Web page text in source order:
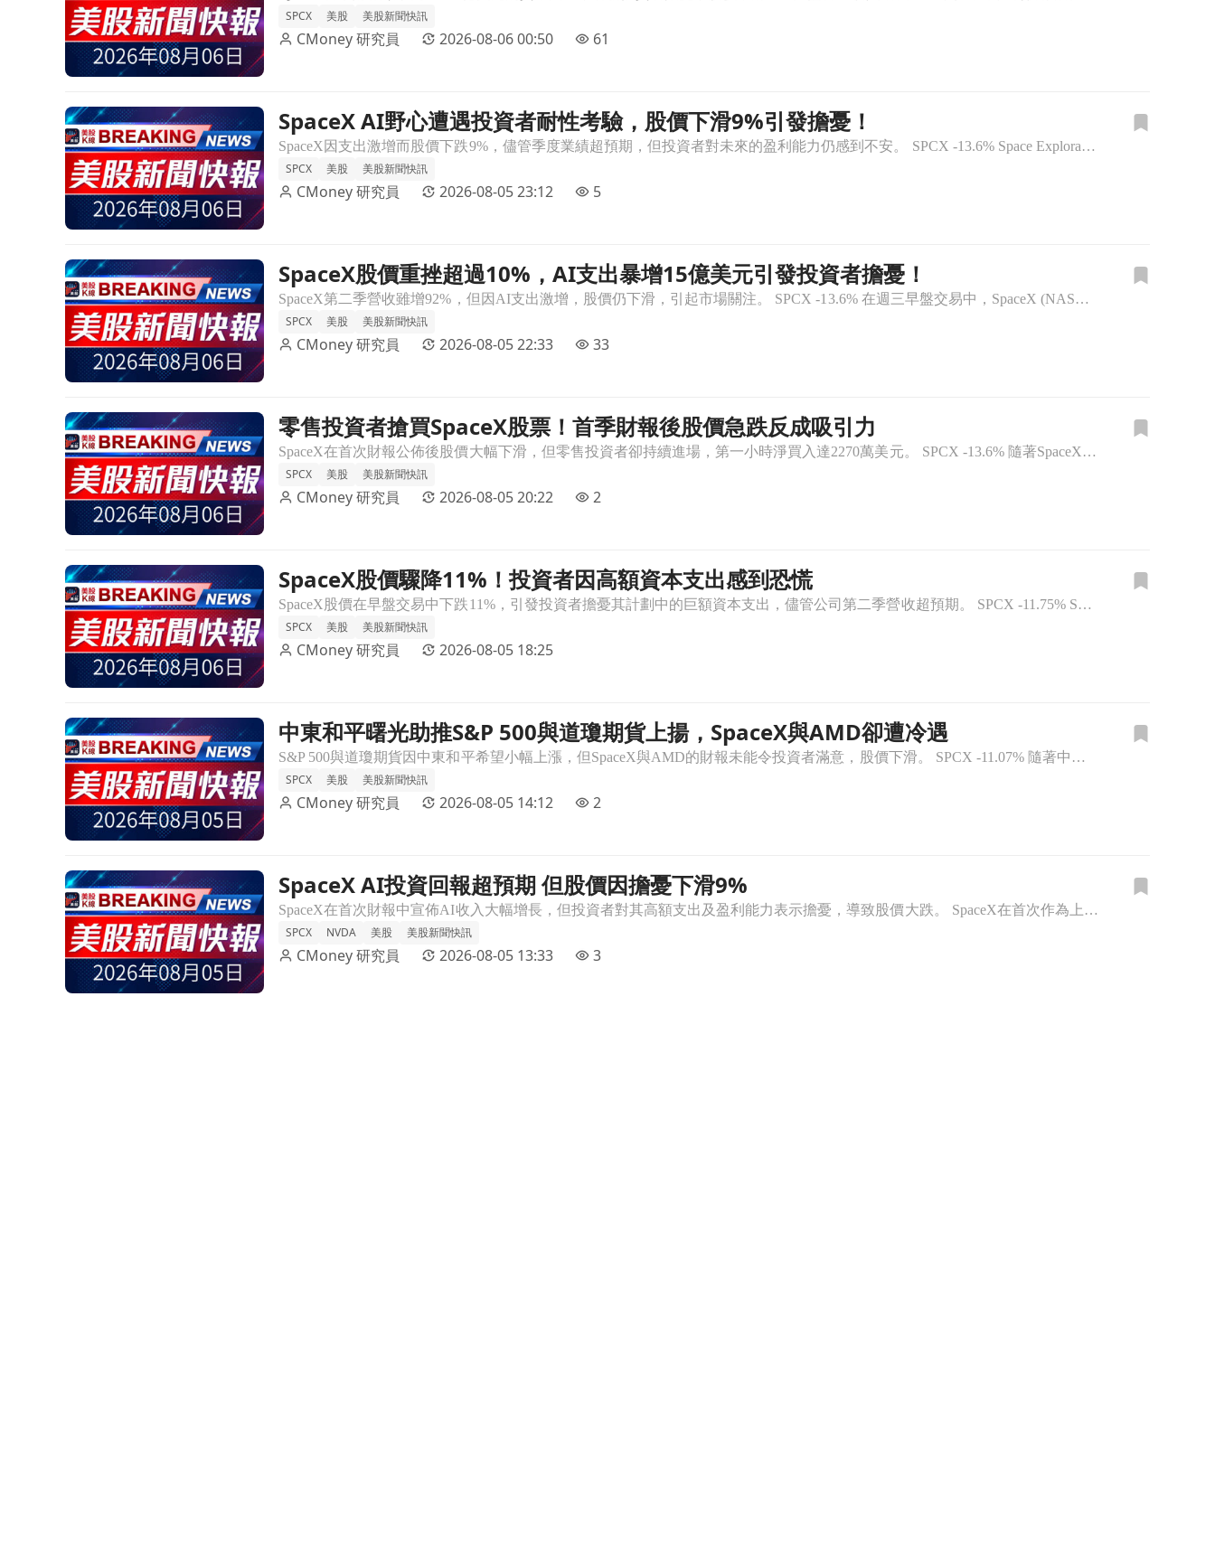
SPCX
美股 美股新聞快訊
CMoney 研究員 2026-08-06 00:50 61
前往SpaceX AI野心遭遇投資者耐性考驗，股價下滑9%引發擔憂！文章頁
SpaceX AI野心遭遇投資者耐性考驗，股價下滑9%引發擔憂！
SpaceX因支出激增而股價下跌9%，儘管季度業績超預期，但投資者對未來的盈利能力仍感到不安。 SPCX -13.6% Space Exploration Technologies Corp.(SPC
SPCX
美股 美股新聞快訊
CMoney 研究員 2026-08-05 23:12 5
前往SpaceX股價重挫超過10%，AI支出暴增15億美元引發投資者擔憂！文章頁
SpaceX股價重挫超過10%，AI支出暴增15億美元引發投資者擔憂！
SpaceX第二季營收雖增92%，但因AI支出激增，股價仍下滑，引起市場關注。 SPCX -13.6% 在週三早盤交易中，SpaceX (NASDAQ:SPCX) 股價驟降超過10%，主要原因是公司資
SPCX
美股 美股新聞快訊
CMoney 研究員 2026-08-05 22:33 33
前往零售投資者搶買SpaceX股票！首季財報後股價急跌反成吸引力文章頁
零售投資者搶買SpaceX股票！首季財報後股價急跌反成吸引力
SpaceX在首次財報公佈後股價大幅下滑，但零售投資者卻持續進場，第一小時淨買入達2270萬美元。 SPCX -13.6% 隨著SpaceX於週三的首次財報發布後股價急劇下滑，許多零售投資者卻選擇了「
SPCX
美股 美股新聞快訊
CMoney 研究員 2026-08-05 20:22 2
前往SpaceX股價驟降11%！投資者因高額資本支出感到恐慌文章頁SpaceX股價驟降11%！投資者因高額資本支出感到恐慌
SpaceX股價在早盤交易中下跌11%，引發投資者擔憂其計劃中的巨額資本支出，儘管公司第二季營收超預期。 SPCX -11.75% SpaceX(SPCX)股票近日遭遇重挫，早盤交易中下滑11%，報1
SPCX
美股 美股新聞快訊
CMoney 研究員 2026-08-05 18:25
前往中東和平曙光助推S&P 500與道瓊期貨上揚，SpaceX與AMD卻遭冷遇文章頁
中東和平曙光助推S&P 500與道瓊期貨上揚，SpaceX與AMD卻遭冷遇
S&P 500與道瓊期貨因中東和平希望小幅上漲，但SpaceX與AMD的財報未能令投資者滿意，股價下滑。 SPCX -11.07% 隨著中東和平的希望升溫，S&P 500和道瓊期貨在週三微幅上漲。然而
SPCX
美股 美股新聞快訊
CMoney 研究員 2026-08-05 14:12 2
前往SpaceX AI投資回報超預期 但股價因擔憂下滑9%文章頁SpaceX AI投資回報超預期 但股價因擔憂下滑9%
SpaceX在首次財報中宣佈AI收入大幅增長，但投資者對其高額支出及盈利能力表示擔憂，導致股價大跌。 SpaceX在首次作為上市公司的財報電話會議上驚喜地宣佈，其AI相關的收益比去年同期增長了三倍。然
SPCX
NVDA 美股 美股新聞快訊
CMoney 研究員 2026-08-05 13:33 3